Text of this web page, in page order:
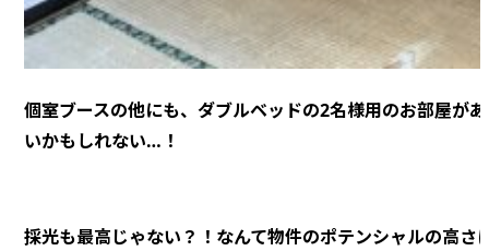
個室ブースの他にも、ダブルベッドの2名様用のお部屋が
いかもしれない…！
採光も最高じゃない？！なんて物件のポテンシャルの高さ